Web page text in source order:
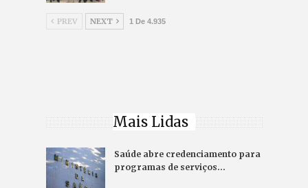
PREV NEXT 1 De 4.935
Mais Lidas
Saúde abre credenciamento para
programas de serviços…